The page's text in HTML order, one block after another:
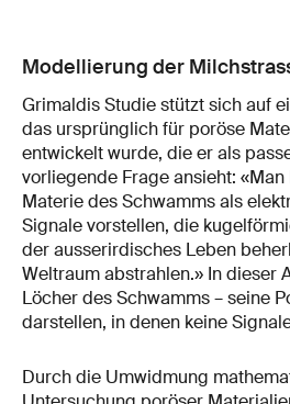
Modellierung der
Grimaldis Studie stützt sich auf
das ursprünglich für poröse
entwickelt wurde, die er als
vorliegende Frage ansieht:
Materie des Schwamms als
Signale vorstellen, die
der ausserirdisches Leben
Weltraum abstrahlen.» In dieser
Löcher des Schwamms – seine
darstellen, in denen keine
Durch die Umwidmung